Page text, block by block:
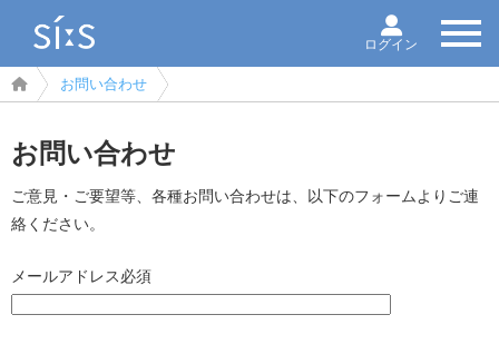
ログイン
お問い合わせ
お問い合わせ
ご意見・ご要望等、各種お問い合わせは、以下のフォームよりご連
絡ください。
メールアドレス必須